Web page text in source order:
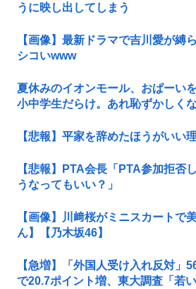
うに映し出してしまう
【画像】最新ドラマで吉川愛が縛
シコいwww
夏休みのイオンモール、おぱーい
小中学生だらけ。あれ恥ずかしく
【悲報】平家を辞めたほうがいい
【悲報】PTA会長「PTA参加拒否
うなってもいい？」
【画像】川﨑桜がミニスカートで
ん】【乃木坂46】
【急増】「外国人受け入れ反対
で20.7ポイント増、東大調査「若